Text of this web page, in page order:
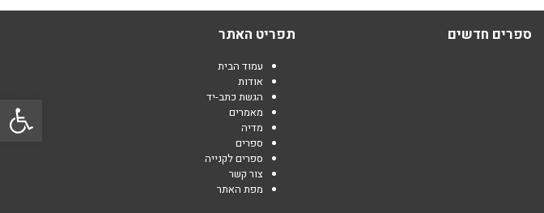
תפריט האתר
עמוד הבית
אודות
הגשת כתב-יד
מאמרים
מדיה
ספרים
ספרים לקנייה
צור קשר
מפת האתר
ספרים חדשים
פתח